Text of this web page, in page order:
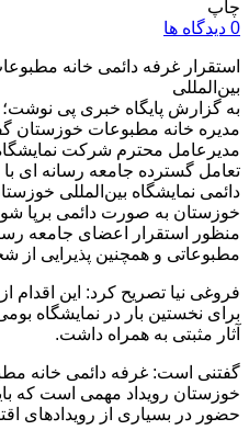
چاپ
0 دیدگاه ها
استقرار غرفه دائمی خانه‌
بین‌المللی
به گزارش پایگاه خبری پی
مدیره خانه مطبوعات خوزستان
مدیرعامل محترم شرکت
تعامل گسترده جامعه رسانه
دائمی نمایشگاه بین‌المللی
خوزستان به صورت دائمی برپا
منظور استقرار اعضای جامعه
مطبوعاتی و همچنین پذیرایی از
فروغی نیا تصریح کرد: این
برای نخستین بار در نمایشگاه
آثار مثبتی به همراه داشت.
گفتنی است: غرفه دائمی خانه
خوزستان رویداد مهمی است که
حضور در بسیاری از رویدادهای